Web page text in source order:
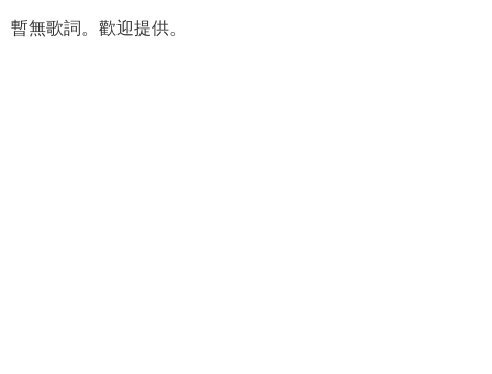
暫無歌詞。歡迎提供。